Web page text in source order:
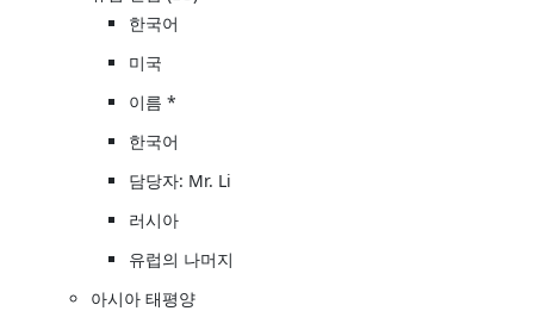
한국어
미국
이름 *
한국어
담당자: Mr. Li
러시아
유럽의 나머지
아시아 태평양